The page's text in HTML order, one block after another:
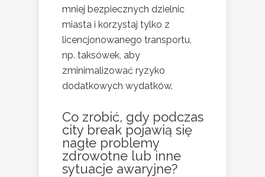
mniej bezpiecznych dzielnic
miasta i korzystaj tylko z
licencjonowanego transportu,
np. taksówek, aby
zminimalizować ryzyko
dodatkowych wydatków.
Co zrobić, gdy podczas
city break pojawią się
nagłe problemy
zdrowotne lub inne
sytuacje awaryjne?